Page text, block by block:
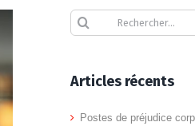
Rechercher
Articles récents
Postes de préjudice